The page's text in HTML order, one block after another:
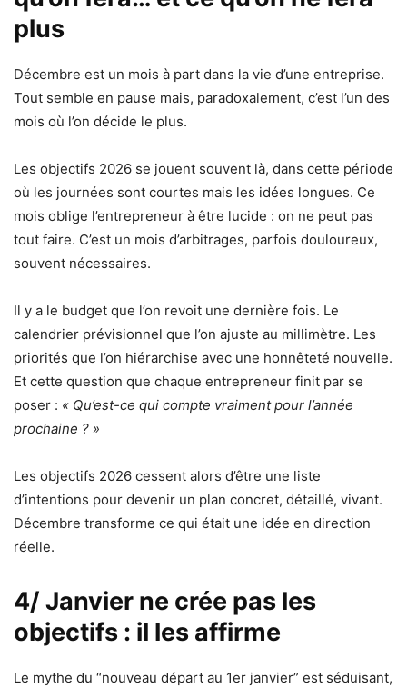
plus
Décembre est un mois à part dans la vie d’une entreprise.
Tout semble en pause mais, paradoxalement, c’est l’un des
mois où l’on décide le plus.
Les objectifs 2026 se jouent souvent là, dans cette période
où les journées sont courtes mais les idées longues. Ce
mois oblige l’entrepreneur à être lucide : on ne peut pas
tout faire. C’est un mois d’arbitrages, parfois douloureux,
souvent nécessaires.
Il y a le budget que l’on revoit une dernière fois. Le
calendrier prévisionnel que l’on ajuste au millimètre. Les
priorités que l’on hiérarchise avec une honnêteté nouvelle.
Et cette question que chaque entrepreneur finit par se
poser : « Qu’est-ce qui compte vraiment pour l’année
prochaine ? »
Les objectifs 2026 cessent alors d’être une liste
d’intentions pour devenir un plan concret, détaillé, vivant.
Décembre transforme ce qui était une idée en direction
réelle.
4/ Janvier ne crée pas les
objectifs : il les affirme
Le mythe du “nouveau départ au 1er janvier” est séduisant,